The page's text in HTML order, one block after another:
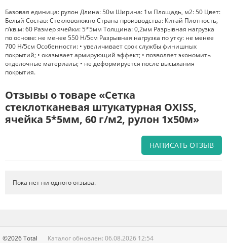
Базовая единица: рулон Длина: 50м Ширина: 1м Площадь, м2: 50 Цвет:
Белый Состав: Стекловолокно Страна производства: Китай Плотность,
г/кв.м: 60 Размер ячейки: 5*5мм Толщина: 0,2мм Разрывная нагрузка
по основе: не менее 550 Н/5см Разрывная нагрузка по утку: не менее
700 Н/5см Особенности: • увеличивает срок службы финишных
покрытий; • оказывает армирующий эффект; • позволяет экономить
отделочные материалы; • не деформируется после высыхания
покрытия.
Отзывы о товаре «Сетка
стеклотканевая штукатурная OXISS,
ячейка 5*5мм, 60 г/м2, рулон 1х50м»
НАПИСАТЬ ОТЗЫВ
не ошиблись в своем выборе.
Пока нет ни одного отзыва.
©2026 Total Каталог обновлен: 06.08.2026 12:54